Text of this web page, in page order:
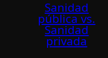
Sanidad
pública vs.
Sanidad
privada